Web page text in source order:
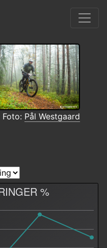
Foto: Pål Westgaard
%